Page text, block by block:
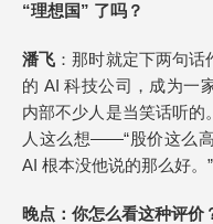
“理想国” 了吗？
潘飞 ：那时就定下两句
的 AI 科技公司，成为一
内部不少人是当笑话听
人这么想——“股价这么
AI 根本没他说的那么好。”
晚点 ：你怎么看这种评价